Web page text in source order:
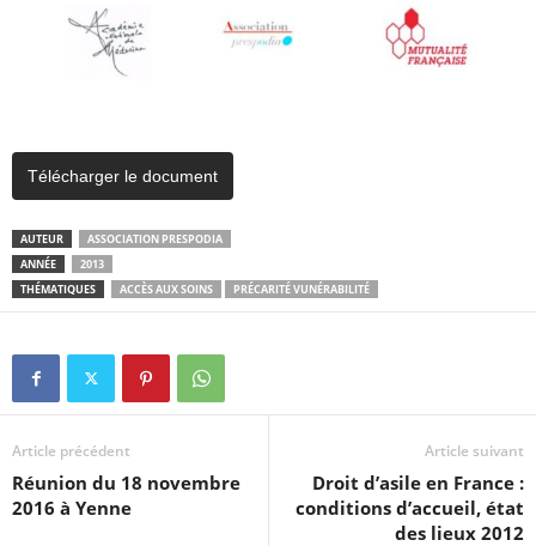
Télécharger le document
AUTEUR
ASSOCIATION PRESPODIA
ANNÉE
2013
THÉMATIQUES
ACCÈS AUX SOINS PRÉCARITÉ VUNÉRABILITÉ
Article précédent
Réunion du 18 novembre
2016 à Yenne
Article suivant
Droit d’asile en France :
conditions d’accueil, état
des lieux 2012